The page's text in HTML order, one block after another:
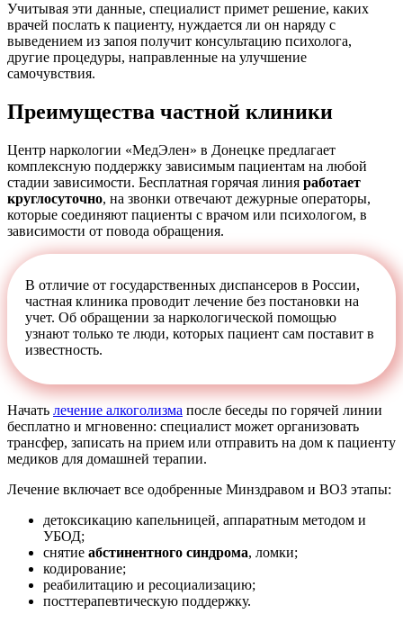
Учитывая эти данные, специалист примет решение, каких
врачей послать к пациенту, нуждается ли он наряду с
выведением из запоя получит консультацию психолога,
другие процедуры, направленные на улучшение
самочувствия.
Преимущества частной клиники
Центр наркологии «МедЭлен» в Донецке предлагает
комплексную поддержку зависимым пациентам на любой
стадии зависимости. Бесплатная горячая линия работает
круглосуточно, на звонки отвечают дежурные операторы,
которые соединяют пациенты с врачом или психологом, в
зависимости от повода обращения.
В отличие от государственных диспансеров в России,
частная клиника проводит лечение без постановки на
учет. Об обращении за наркологической помощью
узнают только те люди, которых пациент сам поставит в
известность.
Начать лечение алкоголизма после беседы по горячей линии
бесплатно и мгновенно: специалист может организовать
трансфер, записать на прием или отправить на дом к пациенту
медиков для домашней терапии.
Лечение включает все одобренные Минздравом и ВОЗ этапы:
детоксикацию капельницей, аппаратным методом и
УБОД;
снятие абстинентного синдрома, ломки;
кодирование;
реабилитацию и ресоциализацию;
посттерапевтическую поддержку.